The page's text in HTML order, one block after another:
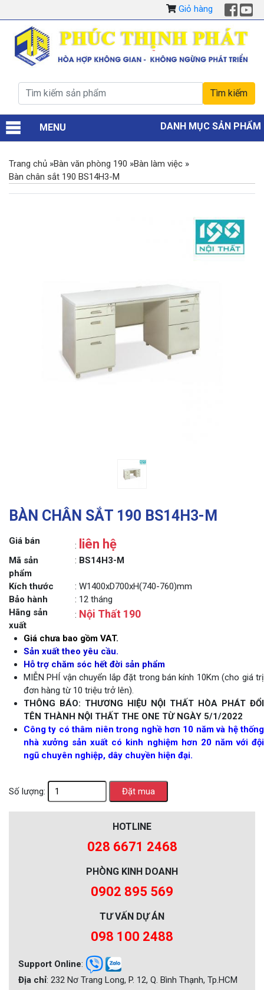
Giỏ hàng
MENU DANH MỤC SẢN PHẨM
Trang chủ »Bàn văn phòng 190 »Bàn làm việc »
Bàn chân sắt 190 BS14H3-M
Previous
BÀN CHÂN SẮT 190 BS14H3-M
Giá bán : liên hệ
Mã sản
phẩm
: BS14H3-M
Kích thước
: W1400xD700xH(740-760)mm
Bảo hành
: 12 tháng
Hãng sản
xuất
: Nội Thất 190
Giá chưa bao gồm VAT.
Sản xuất theo yêu cầu.
Hỗ trợ chăm sóc hết đời sản phẩm
MIỄN PHÍ vận chuyển lắp đặt trong bán kính 10Km (cho giá trị
đơn hàng từ 10 triệu trở lên).
THÔNG BÁO: THƯƠNG HIỆU NỘI THẤT HÒA PHÁT ĐỔI
TÊN THÀNH NỘI THẤT THE ONE TỪ NGÀY 5/1/2022
Công ty có thâm niên trong nghề hơn 10 năm và hệ thống
nhà xưởng sản xuất có kinh nghiệm hơn 20 năm với đội
ngũ chuyên nghiệp, dây chuyền hiện đại.
Số lượng:
HOTLINE
028 6671 2468
PHÒNG KINH DOANH
0902 895 569
TƯ VẤN DỰ ÁN
098 100 2488
Support Online:
Địa chỉ: 232 Nơ Trang Long, P. 12, Q. Bình Thạnh, Tp.HCM